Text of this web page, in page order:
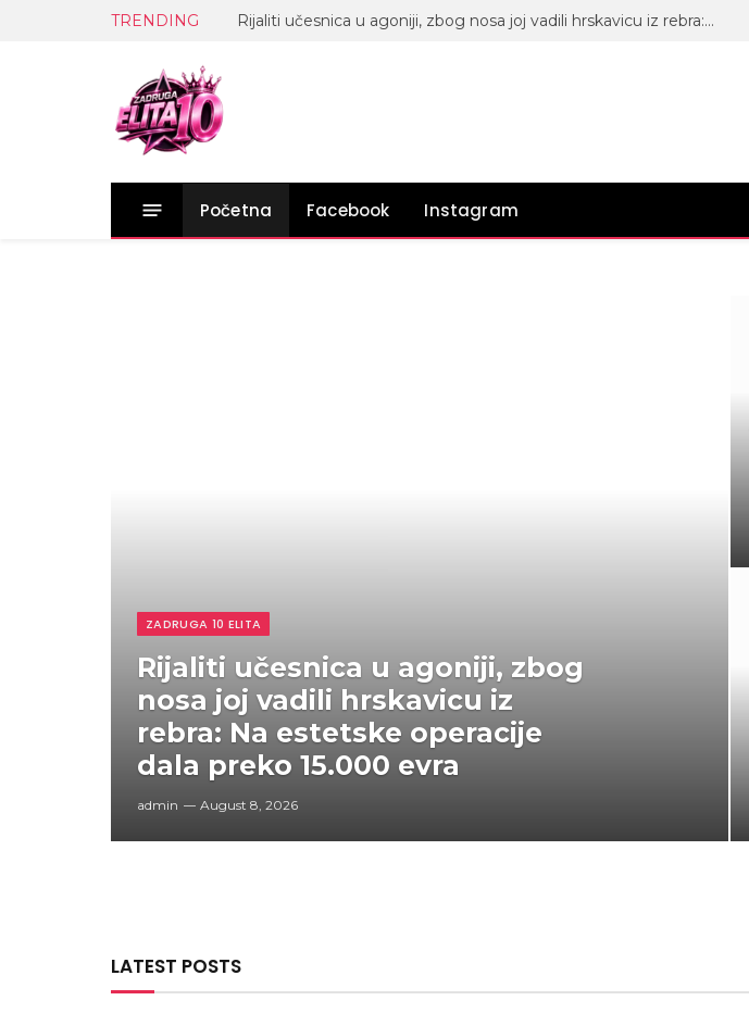
TRENDING Rijaliti učesnica u agoniji, zbog nosa joj vadili hrskavicu iz rebra: Na estetske operacije dala preko 15.000 evra
Početna Facebook Instagram
ZADRUGA 10 ELITA
Rijaliti učesnica u agoniji, zbog
nosa joj vadili hrskavicu iz
rebra: Na estetske operacije
dala preko 15.000 evra
admin August 8, 2026
LATEST POSTS